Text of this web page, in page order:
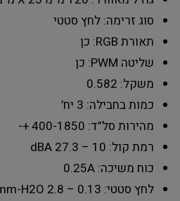
סוג זרימה: לחץ סטטי
תאורת RGB: כן
שליטה PWM: כן
משקל: 0.582
כמות בחבילה: 3 יח’
מהירות סל”ד: 400-1850 +-
רמת קול: 10 – 27.3 dBA
כוח משיכה: 0.25A
לחץ סטטי: 0.13 – 2.8 mm-H2O